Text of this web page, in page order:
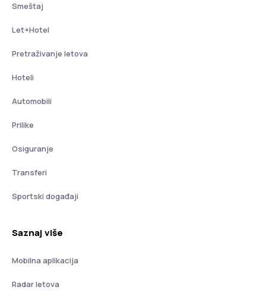
Smeštaj
Let+Hotel
Pretraživanje letova
Hoteli
Automobili
Prilike
Osiguranje
Transferi
Sportski događaji
Saznaj više
Mobilna aplikacija
Radar letova